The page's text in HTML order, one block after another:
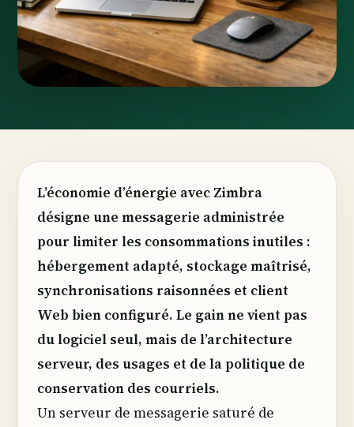
L’économie d’énergie avec Zimbra
désigne une messagerie administrée
pour limiter les consommations inutiles :
hébergement adapté, stockage maîtrisé,
synchronisations raisonnées et client
Web bien configuré. Le gain ne vient pas
du logiciel seul, mais de l’architecture
serveur, des usages et de la politique de
conservation des courriels.
Un serveur de messagerie saturé de